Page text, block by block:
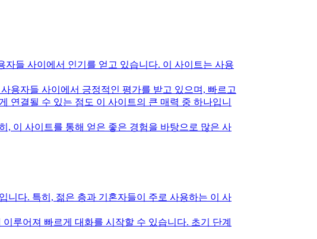
들 사이에서 인기를 얻고 있습니다. 이 사이트는 사용
용자들 사이에서 긍정적인 평가를 받고 있으며, 빠르고
연결될 수 있는 점도 이 사이트의 큰 매력 중 하나입니
, 이 사이트를 통해 얻은 좋은 경험을 바탕으로 많은 사
니다. 특히, 젊은 층과 기혼자들이 주로 사용하는 이 사
루어져 빠르게 대화를 시작할 수 있습니다. 초기 단계